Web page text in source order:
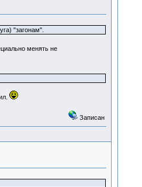
"загонам".
менять не
Записан